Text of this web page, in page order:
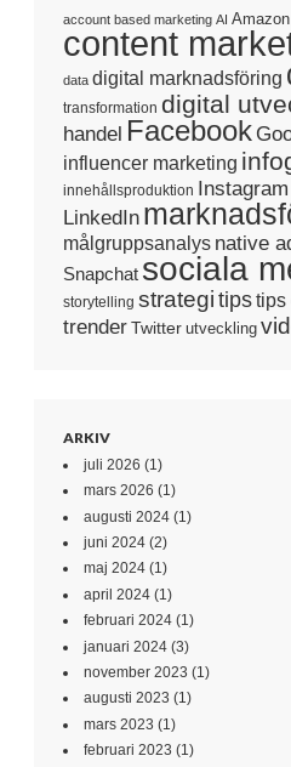
account based marketing AI Amazon
content
data digital marknadsföring
transformation digital
handel Facebook
influencer marketing
innehållsproduktion Instagram
LinkedIn
målgruppsanalys native
Snapchat sociala
storytelling strategi tipstips
trenderTwitter utveckling
ARKIV
juli 2026 (1)
mars 2026 (1)
augusti 2024 (1)
juni 2024 (2)
maj 2024 (1)
april 2024 (1)
februari 2024 (1)
januari 2024 (3)
november 2023 (1)
augusti 2023 (1)
mars 2023 (1)
februari 2023 (1)